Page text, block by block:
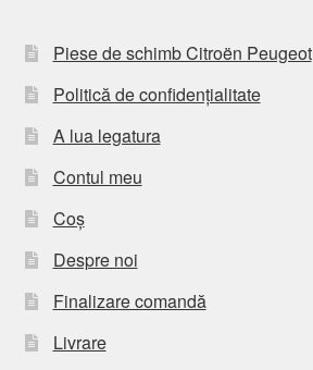
Piese de schimb Citroën Peugeot
Politică de confidențialitate
A lua legatura
Contul meu
Coș
Despre noi
Finalizare comandă
Livrare